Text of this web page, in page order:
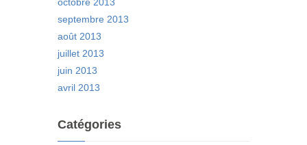
septembre 2013
août 2013
juillet 2013
juin 2013
avril 2013
Catégories